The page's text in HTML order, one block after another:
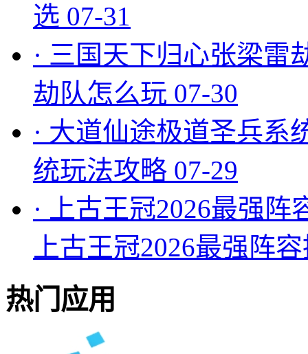
选 07-31
· 三国天下归心张梁雷
劫队怎么玩 07-30
· 大道仙途极道圣兵系
统玩法攻略 07-29
·
上古王冠2026最强
上古王冠2026最强阵
热门应用